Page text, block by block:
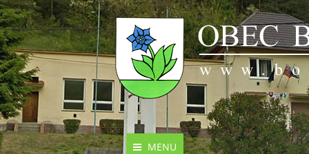
MENU